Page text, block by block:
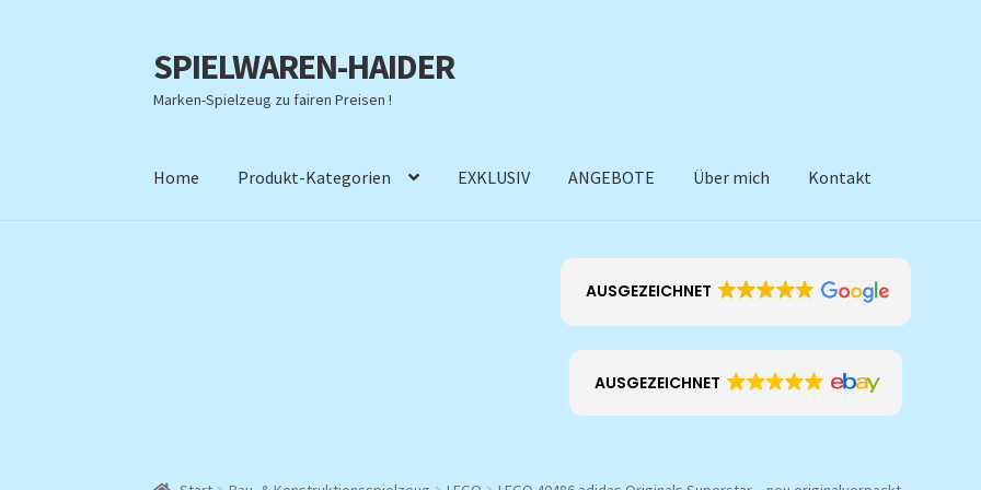
Zur
Navigation
springen
Zum
Inhalt
springen
SPIELWAREN-HAIDER
Marken-Spielzeug zu fairen Preisen !
Home Produkt-Kategorien EXKLUSIV ANGEBOTE Über mich Kontakt
AUSGEZEICHNET
AUSGEZEICHNET